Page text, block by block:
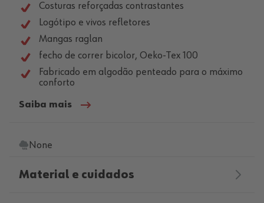
Costuras reforçadas contrastantes
Logótipo e vivos refletores
Mangas raglan
fecho de correr bicolor, Oeko-Tex 100
Fabricado em algodão penteado para o máximo
conforto
Saiba mais
None
Material e cuidados